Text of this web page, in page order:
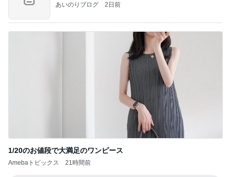
あいのりブログ 2日前
1/20のお値段で大満足のワンピース
Amebaトピックス 21時間前